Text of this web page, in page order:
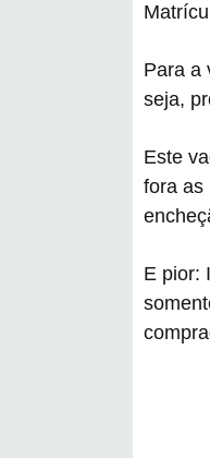
Para a
seja,
Este
fora as
E pior: